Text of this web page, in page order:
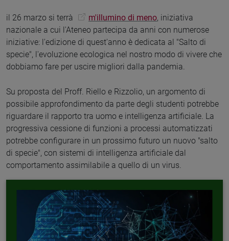
il 26 marzo si terrà m'illumino di meno, iniziativa
nazionale a cui l'Ateneo partecipa da anni con numerose
iniziative: l'edizione di quest'anno è dedicata al "Salto di
specie", l'evoluzione ecologica nel nostro modo di vivere che
dobbiamo fare per uscire migliori dalla pandemia.
Su proposta del Proff. Riello e Rizzolio, un argomento di
possibile approfondimento da parte degli studenti potrebbe
riguardare il rapporto tra uomo e intelligenza artificiale. La
progressiva cessione di funzioni a processi automatizzati
potrebbe configurare in un prossimo futuro un nuovo "salto
di specie", con sistemi di intelligenza artificiale dal
comportamento assimilabile a quello di un virus.